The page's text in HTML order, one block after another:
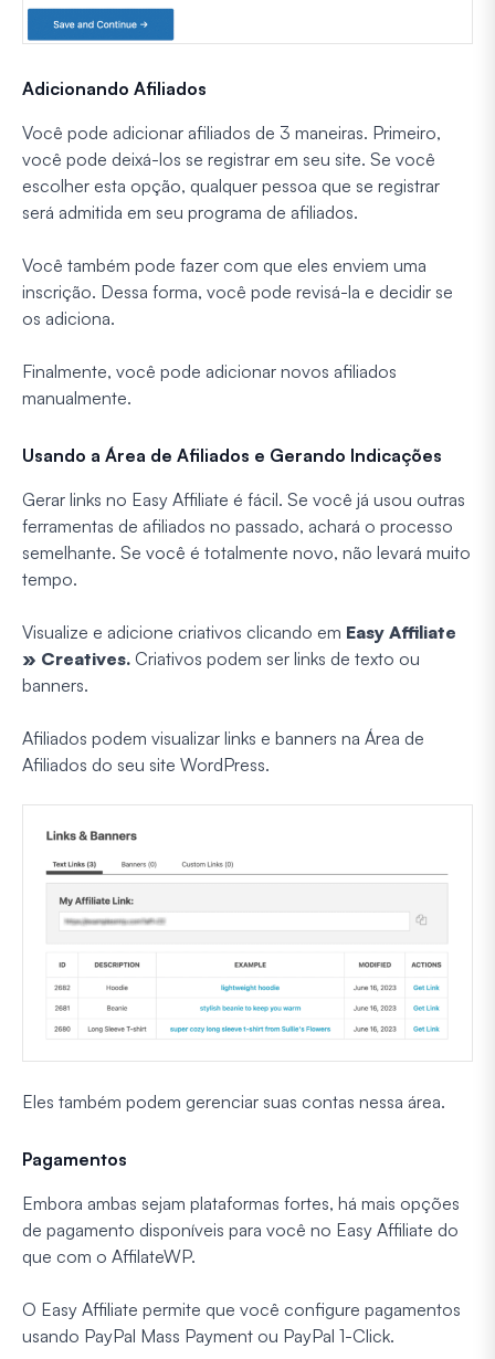
Adicionando Afiliados
Você pode adicionar afiliados de 3 maneiras. Primeiro,
você pode deixá-los se registrar em seu site. Se você
escolher esta opção, qualquer pessoa que se registrar
será admitida em seu programa de afiliados.
Você também pode fazer com que eles enviem uma
inscrição. Dessa forma, você pode revisá-la e decidir se
os adiciona.
Finalmente, você pode adicionar novos afiliados
manualmente.
Usando a Área de Afiliados e Gerando Indicações
Gerar links no Easy Affiliate é fácil. Se você já usou outras
ferramentas de afiliados no passado, achará o processo
semelhante. Se você é totalmente novo, não levará muito
tempo.
Visualize e adicione criativos clicando em Easy Affiliate
» Creatives. Criativos podem ser links de texto ou
banners.
Afiliados podem visualizar links e banners na Área de
Afiliados do seu site WordPress.
Eles também podem gerenciar suas contas nessa área.
Pagamentos
Embora ambas sejam plataformas fortes, há mais opções
de pagamento disponíveis para você no Easy Affiliate do
que com o AffilateWP.
O Easy Affiliate permite que você configure pagamentos
usando PayPal Mass Payment ou PayPal 1-Click.